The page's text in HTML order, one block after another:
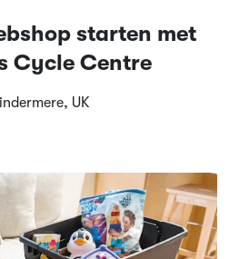
starten met
Cycle Centre
UK